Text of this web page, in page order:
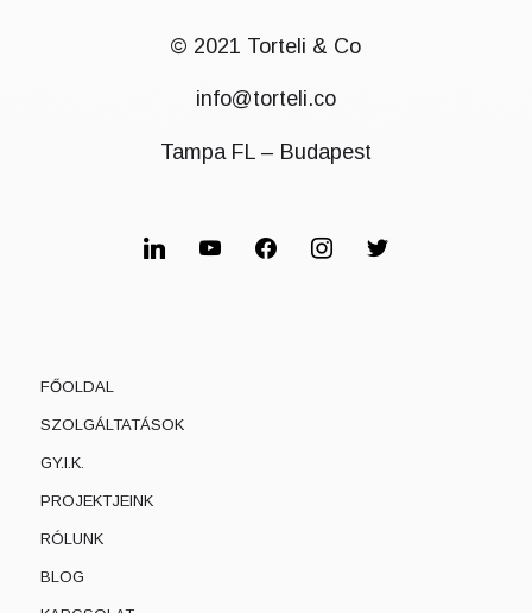
© 2021 Torteli & Co
info@torteli.co
Tampa FL – Budapest
linkedin youtube facebookinstagramtwitter
FŐOLDAL
SZOLGÁLTATÁSOK
GY.I.K.
PROJEKTJEINK
RÓLUNK
BLOG